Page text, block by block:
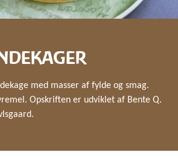
med masser af fylde og smag.
Opskriften er udviklet af Bente Q.